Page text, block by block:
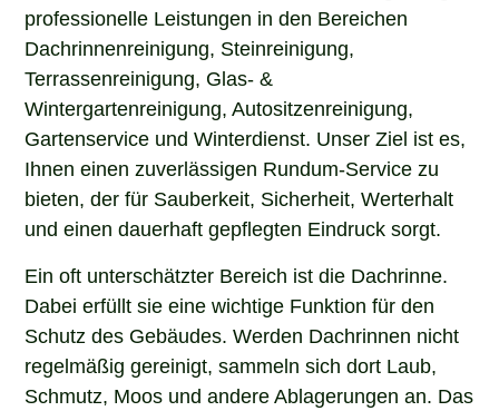
professionelle Leistungen in den Bereichen
Dachrinnenreinigung, Steinreinigung,
Terrassenreinigung, Glas- &
Wintergartenreinigung, Autositzenreinigung,
Gartenservice und Winterdienst. Unser Ziel ist es,
Ihnen einen zuverlässigen Rundum-Service zu
bieten, der für Sauberkeit, Sicherheit, Werterhalt
und einen dauerhaft gepflegten Eindruck sorgt.
Ein oft unterschätzter Bereich ist die Dachrinne.
Dabei erfüllt sie eine wichtige Funktion für den
Schutz des Gebäudes. Werden Dachrinnen nicht
regelmäßig gereinigt, sammeln sich dort Laub,
Schmutz, Moos und andere Ablagerungen an. Das